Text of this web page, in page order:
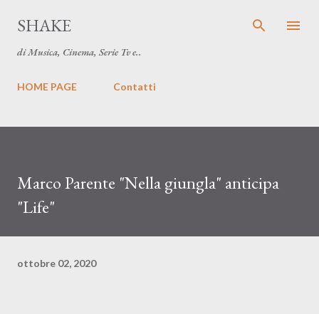
Passa ai contenuti principali
SHAKE
di Musica, Cinema, Serie Tv e..
HOME PAGE Contatti
Marco Parente "Nella giungla" anticipa
"Life"
ottobre 02, 2020